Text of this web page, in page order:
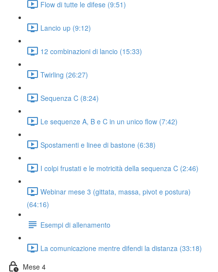
Flow di tutte le difese (9:51)
Lancio up (9:12)
12 combinazioni di lancio (15:33)
Twirling (26:27)
Sequenza C (8:24)
Le sequenze A, B e C in un unico flow (7:42)
Spostamenti e linee di bastone (6:38)
I colpi frustati e le motricità della sequenza C (2:46)
Webinar mese 3 (gittata, massa, pivot e postura)
(64:16)
Esempi di allenamento
La comunicazione mentre difendi la distanza (33:18)
Mese 4